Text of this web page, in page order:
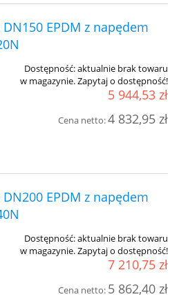
EPDM z napędem
Dostępność:aktualnie brak towaru
w magazynie. Zapytaj o dostępność!
5 944,53 zł
Cena netto:4 832,95 zł
EPDM z napędem
Dostępność:aktualnie brak towaru
w magazynie. Zapytaj o dostępność!
7 210,75 zł
Cena netto: 5 862,40 zł